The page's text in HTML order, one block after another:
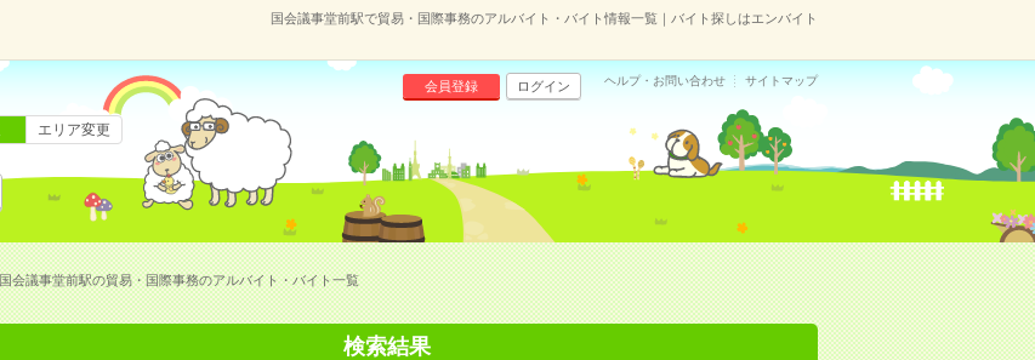
国会議事堂前駅で貿易・国際事務のアルバイト・バイト情報一覧｜バイト探しはエンバイト
会員登録 ログイン ヘルプ・お問い合わせ サイトマップ
エリア変更
会議事堂前駅の貿易・国際事務のアルバイト・バイト一覧
検索結果